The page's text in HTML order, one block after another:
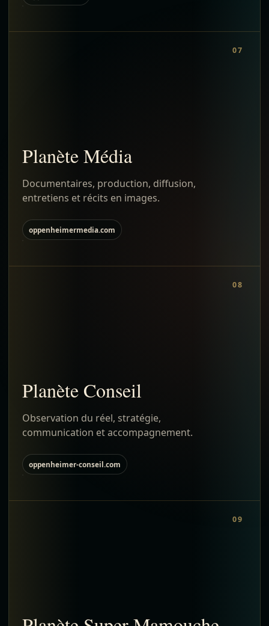
07
Planète Média
Documentaires, production, diffusion,
entretiens et récits en images.
oppenheimermedia.com
08
Planète Conseil
Observation du réel, stratégie,
communication et accompagnement.
oppenheimer-conseil.com
09